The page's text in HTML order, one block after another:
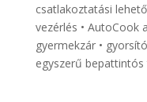
csatlakoztatási
vezérlés • AutoCook
gyermekzár •
egyszerű bepattintós